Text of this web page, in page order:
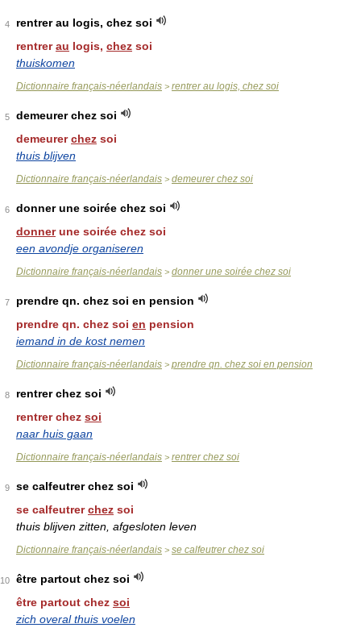
4
rentrer au logis, chez soi
rentrerau logis, chez soi
thuiskomen
Dictionnaire français-néerlandais > rentrer au logis, chez soi
5
demeurer chez soi
demeurerchez soi
thuis blijven
Dictionnaire français-néerlandais > demeurer chez soi
6
donner une soirée chez soi
donnerune soirée chez soi
een avondje organiseren
Dictionnaire français-néerlandais > donner une soirée chez soi
7
prendre qn. chez soi en pension
prendre qn. chez soi en pension
iemand in de kost nemen
Dictionnaire français-néerlandais > prendre qn. chez soi en pension
8
rentrer chez soi
rentrer chez soi
naar huis gaan
Dictionnaire français-néerlandais > rentrer chez soi
9
se calfeutrer chez soi
se calfeutrerchez soi
thuis blijven zitten, afgesloten leven
Dictionnaire français-néerlandais > se calfeutrer chez soi
10
être partout chez soi
être partout chez soi
zich overal thuis voelen